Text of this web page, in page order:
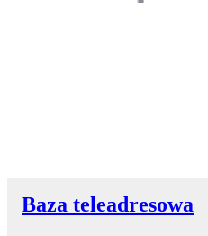
Baza teleadresowa